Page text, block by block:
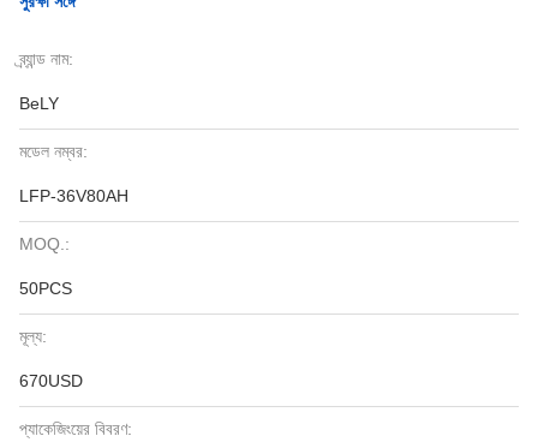
ব্র্যান্ড নাম:
BeLY
মডেল নম্বর:
LFP-36V80AH
MOQ.:
50PCS
মূল্য:
670USD
প্যাকেজিংয়ের বিবরণ: